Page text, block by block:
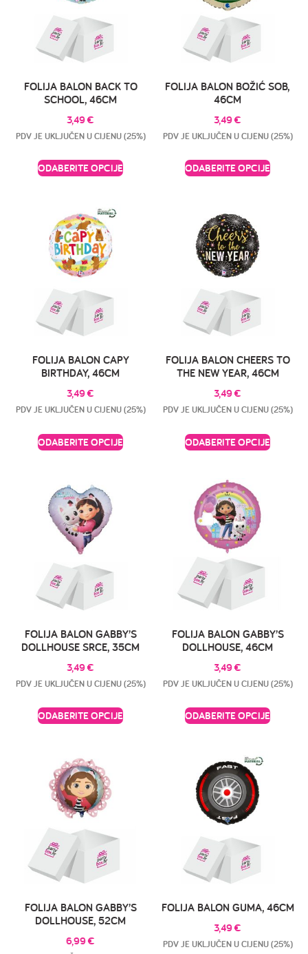
FOLIJA BALON BACK TO
SCHOOL, 46CM
3,49€
PDV JE UKLJUČEN U CIJENU (25%)
ODABERITE OPCIJE
FOLIJA BALON BOŽIĆ SOB,
46CM
3,49€
PDV JE UKLJUČEN U CIJENU (25%)
ODABERITE OPCIJE
FOLIJA BALON CAPY
BIRTHDAY, 46CM
3,49€
PDV JE UKLJUČEN U CIJENU (25%)
ODABERITE OPCIJE
FOLIJA BALON CHEERS TO
THE NEW YEAR, 46CM
3,49€
PDV JE UKLJUČEN U CIJENU (25%)
ODABERITE OPCIJE
FOLIJA BALON GABBY’S
DOLLHOUSE SRCE, 35CM
3,49€
PDV JE UKLJUČEN U CIJENU (25%)
ODABERITE OPCIJE
FOLIJA BALON GABBY’S
DOLLHOUSE, 46CM
3,49€
PDV JE UKLJUČEN U CIJENU (25%)
ODABERITE OPCIJE
FOLIJA BALON GABBY’S
DOLLHOUSE, 52CM
6,99€
FOLIJA BALON GUMA, 46CM
3,49€
PDV JE UKLJUČEN U CIJENU (25%)